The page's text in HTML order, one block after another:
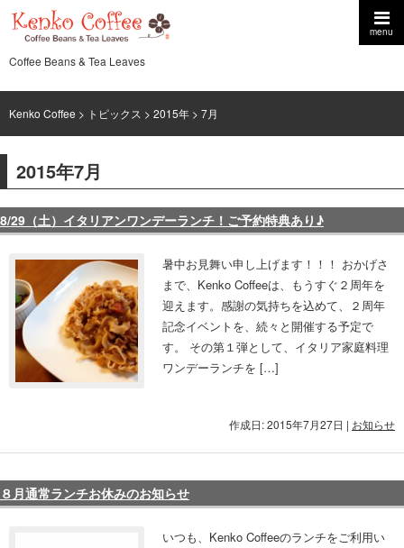
menu
Coffee Beans & Tea Leaves
Kenko Coffee > トピックス > 2015年 > 7月
2015年7月
8/29（土）イタリアンワンデーランチ！ご予約特典あり♪
暑中お見舞い申し上げます！！！ おかげさ
まで、Kenko Coffeeは、もうすぐ２周年を
迎えます。感謝の気持ちを込めて、２周年
記念イベントを、続々と開催する予定で
す。 その第１弾として、イタリア家庭料理
ワンデーランチを […]
作成日: 2015年7月27日 | お知らせ
８月通常ランチお休みのお知らせ
いつも、Kenko Coffeeのランチをご利用い